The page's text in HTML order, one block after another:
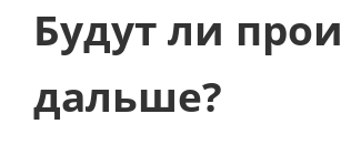
Будут ли
дальше?